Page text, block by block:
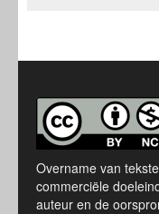
Overname van
commerciële
auteur en de